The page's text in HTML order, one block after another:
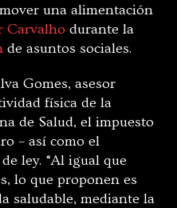
una alimentación
Carvalho durante la
de asuntos sociales.
Gomes, asesor
física de la
de Salud, el impuesto
– así como el
ley. “Al igual que
lo que proponen es
saludable, mediante la